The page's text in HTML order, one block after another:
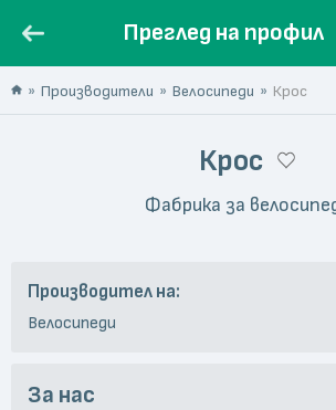
Преглед на профил
Производители Велосипеди Крос
Крос
Фабрика за
Производител на:
Велосипеди
За нас